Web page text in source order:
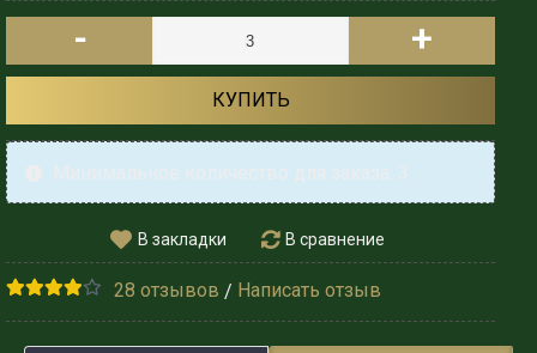
-
+
КУПИТЬ
В закладки В сравнение
28 отзывов / Написать отзыв